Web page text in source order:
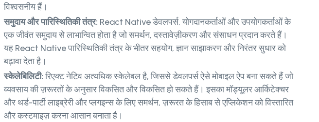
विश्वसनीय हैं।
समुदाय और पारिस्थितिकी तंत्र: React Native डेवलपर्स, योगदानकर्ताओं और उपयोगकर्ताओं के
एक जीवंत समुदाय से लाभान्वित होता है जो समर्थन, दस्तावेज़ीकरण और संसाधन प्रदान करते हैं।
यह React Native पारिस्थितिकी तंत्र के भीतर सहयोग, ज्ञान साझाकरण और निरंतर सुधार को
बढ़ावा देता है।
स्केलेबिलिटी:रिएक्ट नेटिव अत्यधिक स्केलेबल है, जिससे डेवलपर्स ऐसे मोबाइल ऐप बना सकते हैं जो
व्यवसाय की ज़रूरतों के अनुसार विकसित और विकसित हो सकते हैं। इसका मॉड्यूलर आर्किटेक्चर
और थर्ड-पार्टी लाइब्रेरी और प्लगइन्स के लिए समर्थन, ज़रूरत के हिसाब से एप्लिकेशन को विस्तारित
और कस्टमाइज़ करना आसान बनाता है।